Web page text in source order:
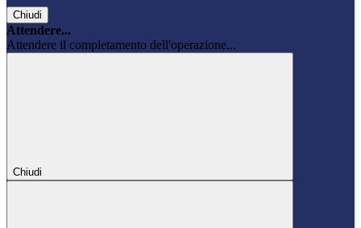
Chiudi
Attendere...
Attendere il completamento dell'operazione...
Chiudi